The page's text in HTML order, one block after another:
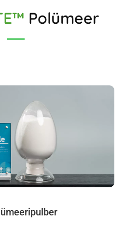
Polümeer